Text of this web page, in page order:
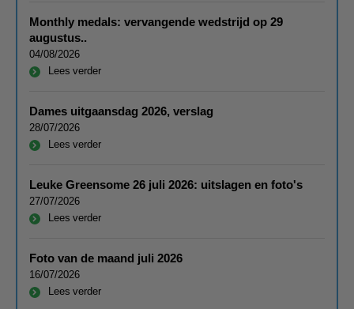
Monthly medals: vervangende wedstrijd op 29
augustus..
04/08/2026
Lees verder
Dames uitgaansdag 2026, verslag
28/07/2026
Lees verder
Leuke Greensome 26 juli 2026: uitslagen en foto's
27/07/2026
Lees verder
Foto van de maand juli 2026
16/07/2026
Lees verder